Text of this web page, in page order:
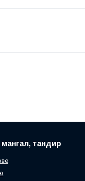
тандир